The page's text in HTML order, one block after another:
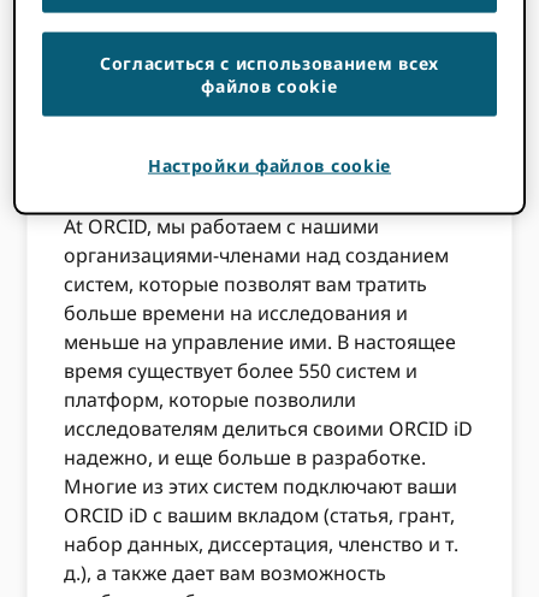
на выполнение административных задач.
FCT в Португалии, даже разработали
чтобы подсчитать, сколько
времени (и денег!) тратят исследователи,
информацию в несколько систем.
At ORCID, мы работаем с нашими
организациями-членами над созданием
систем, которые позволят вам тратить
больше времени на исследования и
меньше на управление ими. В настоящее
время существует более 550 систем и
платформ, которые позволили
исследователям делиться своими ORCID iD
надежно, и еще больше в разработке.
Многие из этих систем подключают ваши
ORCID iD с вашим вкладом (статья, грант,
набор данных, диссертация, членство и т.
д.), а также дает вам возможность
Согласиться с использованием всех
файлов cookie
Настройки файлов cookie